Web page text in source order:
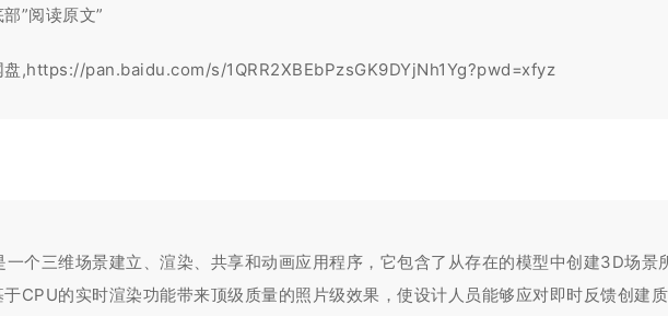
”阅读原文”
盘,https://pan.baidu.com/s/1QRR2XBEbPzsGK9DYjNh1Yg?pwd=xfyz
个三维场景建立、渲染、共享和动画应用程序，它包含了从存在的模型中创建3D场景
CPU的实时渲染功能带来顶级质量的照片级效果，使设计人员能够应对即时反馈创建